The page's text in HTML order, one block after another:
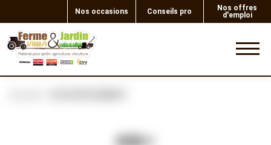
Nos occasions Conseils pro
Nos offres
d'emploi